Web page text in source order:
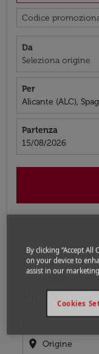
Codice
Da
Seleziona origine
Per
Alicante (ALC),
Partenza
fc-booking-
15/08/2026
Home Voli
Prossimo
location_on
Prova ad
By clicking “Accept
on your device to
assist in our
Cookies